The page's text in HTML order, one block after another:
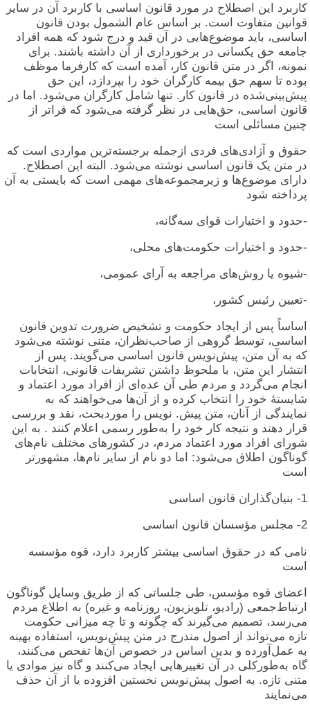
کاربرد این اصطلاح در مورد قانون اساسی با کاربرد آن در سایر
قوانین متفاوت است. بر اساس عام الشمول بودن قانون
اساسی، باید موضوع‌هایی در آن قید و درج شود که همه افراد
جامعه حق یکسانی در برخورداری از آن داشته باشند. برای
نمونه، اگر در متن قانون کار، آمده است که کارفرما موظف
بوده تا سهم حق بیمه کارگران خود را بپردازد، این حق
پیش‌بینی‌شده در قانون کار. تنها شامل کارگران می‌شود. اما در
قانون اساسی، حق‌هایی در نظر گرفته می‌شود که فراتر از
چنین مسائلی است
حقوق و آزادی‌های فردی ازجمله برجسته‌ترین مواردی است که
در متن یک قانون اساسی نوشته می‌شود. البته این اصطلاح.
دارای موضوع‌ها و زیرمجموعه‌های مهمی است که بایستی به آن
پرداخته شود
-حدود و اختیارات قوای سه‌گانه،
-حدود و اختیارات حکومت‌های محلی،
-شیوه یا روش‌های مراجعه به آرای عمومی،
-تعیین رئیس کشور،
اساساً پس از ایجاد حکومت و تشخیص ضرورت تدوین قانون
اساسی، توسط گروهی از صاحب‌نظران، متنی نوشته می‌شود
که به آن متن، پیش‌نویس قانون اساسی می‌گویند. پس از
انتشار این متن، با ملحوظ داشتن تشریفات قانونی، انتخابات
انجام می‌گردد و مردم طی آن عده‌ای از افراد مورد اعتماد و
شایستهٔ خود را انتخاب کرده و از آن‌ها می‌خواهند که به
نمایندگی از آنان، متن پیش. نویس را موردبحث، نقد و بررسی
قرار دهند و نتیجه کار خود را به‌طور رسمی اعلام کنند . به این
شورای افراد مورد اعتماد مردم، در کشورهای مختلف نام‌های
گوناگون اطلاق می‌شود: اما دو نام از سایر نام‌ها، مشهورتر
است
1- بنیان‌گذاران قانون اساسی
2- مجلس مؤسسان قانون اساسی
نامی که در حقوق اساسی بیشتر کاربرد دارد، قوه مؤسسه
است
اعضای قوه مؤسس، طی جلساتی که از طریق وسایل گوناگون
ارتباط‌جمعی (رادیو، تلویزیون، روزنامه و غیره) به اطلاع مردم
می‌رسد، تصمیم می‌گیرند که چگونه و تا چه میزانی حکومت
تازه می‌تواند از اصول مندرج در متن پیش‌نویس، استفاده بهینه
به عمل‌آورده و بدین اساس در خصوص آن‌ها تفحص می‌کنند،
گاه به‌طورکلی در آن تغییرهایی ایجاد می‌کنند و گاه نیز موادی یا
متنی تازه. به اصول پیش‌نویس نخستین افزوده یا از آن حذف
می‌نمایند